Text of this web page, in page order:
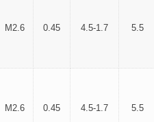
M2.6 0.45 4.5-1.7 5.5
M2.6 0.45 4.5-1.7 5.5